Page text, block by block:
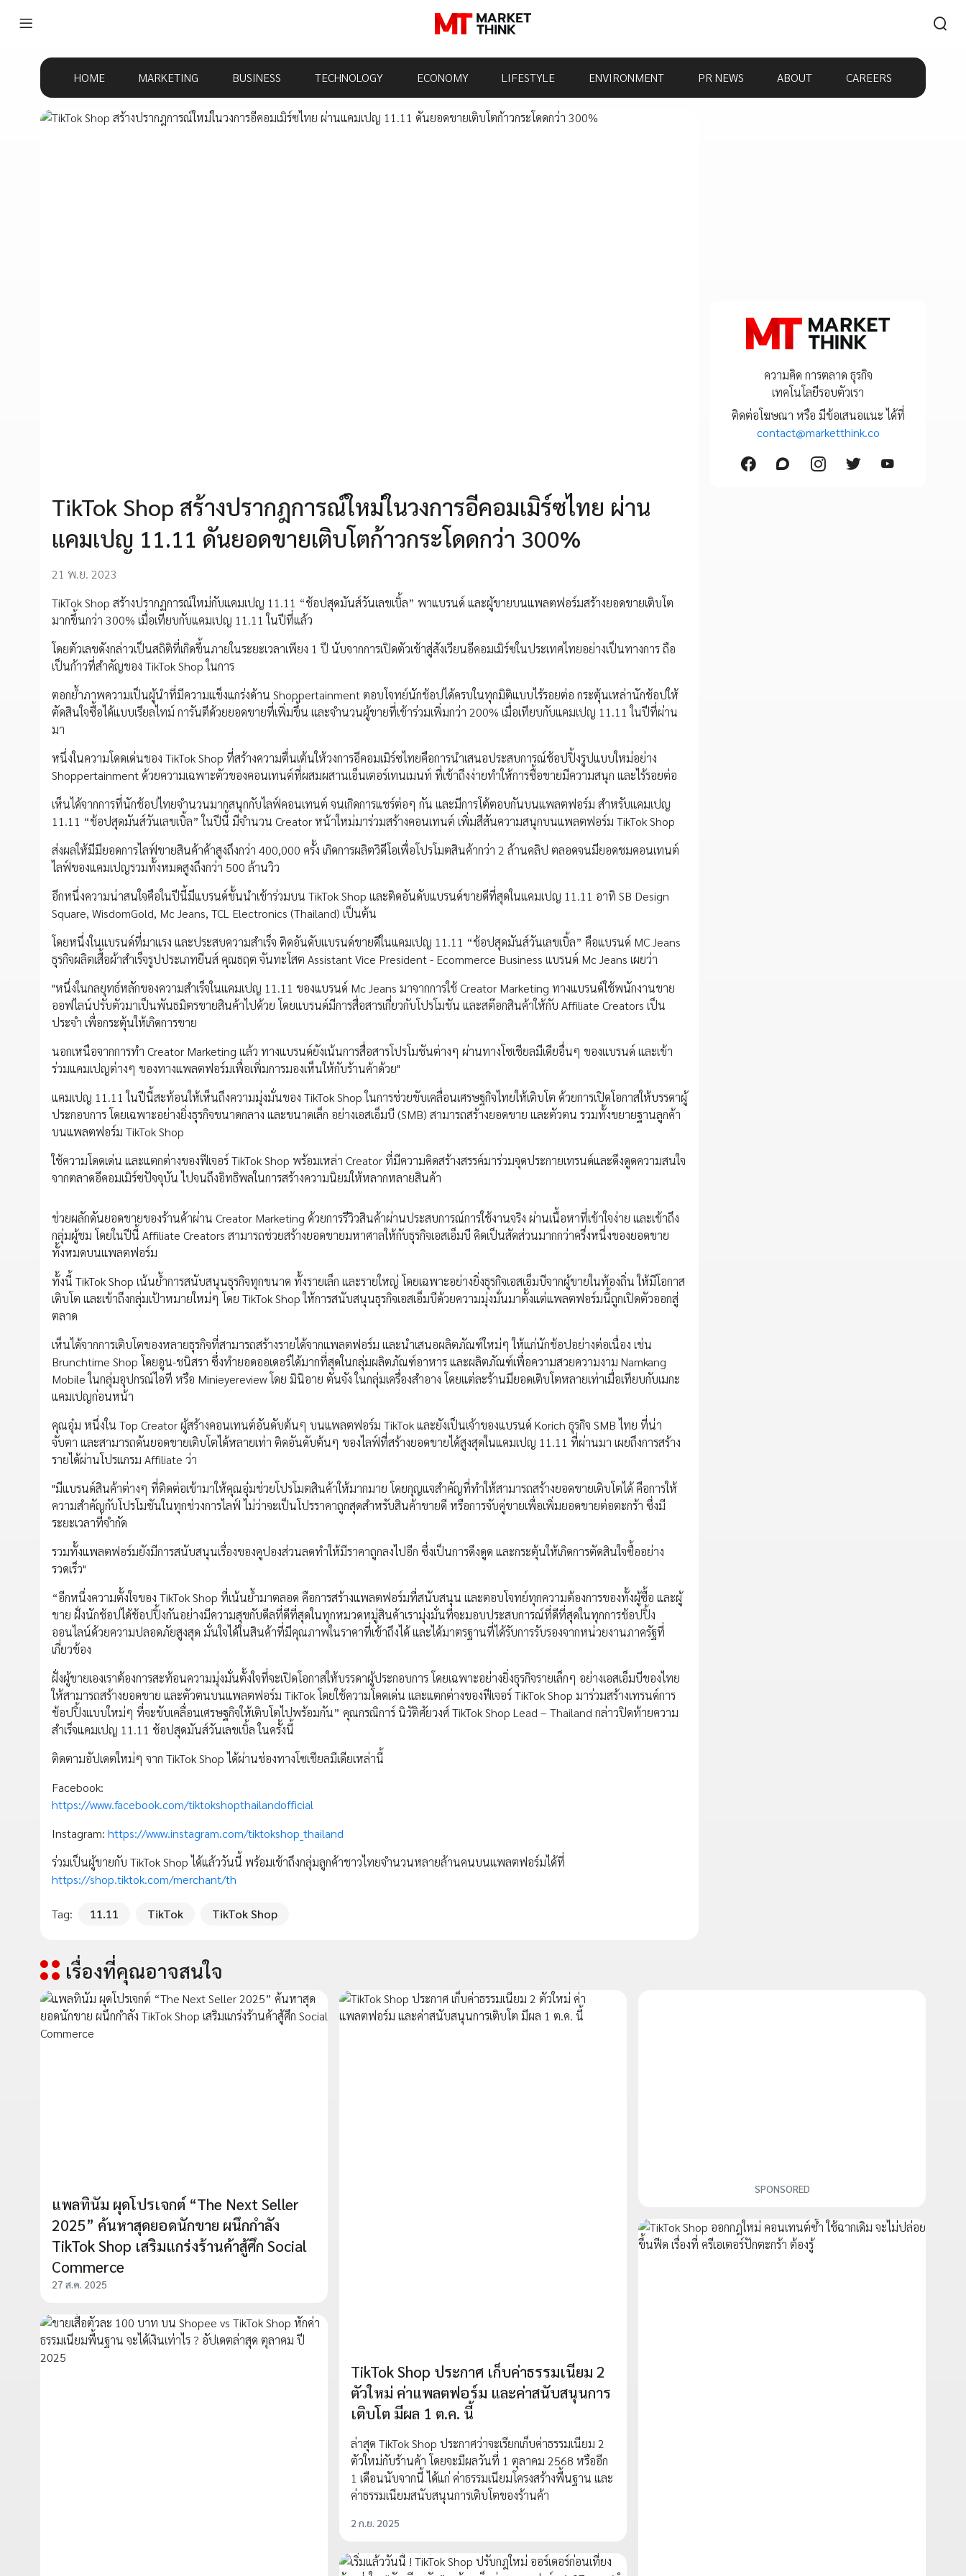
HOME MARKETING BUSINESS TECHNOLOGY ECONOMY LIFESTYLE ENVIRONMENT PR NEWS ABOUT CAREERS
TikTok Shop สร้างปรากฎการณ์ใหม่ในวงการอีคอมเมิร์ซไทย ผ่าน
แคมเปญ 11.11 ดันยอดขายเติบโตก้าวกระโดดกว่า 300%
21 พ.ย. 2023
TikTok Shop สร้างปรากฏการณ์ใหม่กับแคมเปญ 11.11 “ช้อปสุดมันส์วันเลขเบิ้ล” พาแบรนด์ และผู้ขายบนแพลตฟอร์มสร้างยอดขายเติบโต
มากขึ้นกว่า 300% เมื่อเทียบกับแคมเปญ 11.11 ในปีที่แล้ว
โดยตัวเลขดังกล่าวเป็นสถิติที่เกิดขึ้นภายในระยะเวลาเพียง 1 ปี นับจากการเปิดตัวเข้าสู่สังเวียนอีคอมเมิร์ซในประเทศไทยอย่างเป็นทางการ ถือ
เป็นก้าวที่สำคัญของ TikTok Shop ในการ
ตอกย้ำภาพความเป็นผู้นำที่มีความแข็งแกร่งด้าน Shoppertainment ตอบโจทย์นักช้อปได้ครบในทุกมิติแบบไร้รอยต่อ กระตุ้นเหล่านักช้อปให้
ตัดสินใจซื้อได้แบบเรียลไทม์ การันตีด้วยยอดขายที่เพิ่มขึ้น และจำนวนผู้ขายที่เข้าร่วมเพิ่มกว่า 200% เมื่อเทียบกับแคมเปญ 11.11 ในปีที่ผ่าน
มา
หนึ่งในความโดดเด่นของ TikTok Shop ที่สร้างความตื่นเต้นให้วงการอีคอมเมิร์ซไทยคือการนำเสนอประสบการณ์ช้อปปิ้งรูปแบบใหม่อย่าง
Shoppertainment ด้วยความเฉพาะตัวของคอนเทนต์ที่ผสมผสานเอ็นเตอร์เทนเมนท์ ที่เข้าถึงง่ายทำให้การซื้อขายมีความสนุก และไร้รอยต่อ
เห็นได้จากการที่นักช้อปไทยจำนวนมากสนุกกับไลฟ์คอนเทนต์ จนเกิดการแชร์ต่อๆ กัน และมีการโต้ตอบกันบนแพลตฟอร์ม สำหรับแคมเปญ
11.11 “ช้อปสุดมันส์วันเลขเบิ้ล” ในปีนี้ มีจำนวน Creator หน้าใหม่มาร่วมสร้างคอนเทนต์ เพิ่มสีสันความสนุกบนแพลตฟอร์ม TikTok Shop
ส่งผลให้มีมียอดการไลฟ์ขายสินค้าค้าสูงถึงกว่า 400,000 ครั้ง เกิดการผลิตวิดีโอเพื่อโปรโมตสินค้ากว่า 2 ล้านคลิป ตลอดจนมียอดชมคอนเทนต์
ไลฟ์ของแคมเปญรวมทั้งหมดสูงถึงกว่า 500 ล้านวิว
อีกหนึ่งความน่าสนใจคือในปีนี้มีแบรนด์ชั้นนำเข้าร่วมบน TikTok Shop และติดอันดับแบรนด์ขายดีที่สุดในแคมเปญ 11.11 อาทิ SB Design
Square, WisdomGold, Mc Jeans, TCL Electronics (Thailand) เป็นต้น
โดยหนึ่งในแบรนด์ที่มาแรง และประสบความสำเร็จ ติดอันดับแบรนด์ขายดีในแคมเปญ 11.11 “ช้อปสุดมันส์วันเลขเบิ้ล” คือแบรนด์ MC Jeans
ธุรกิจผลิตเสื้อผ้าสำเร็จรูปประเภทยีนส์ คุณธฤต จันทะโสต Assistant Vice President - Ecommerce Business แบรนด์ Mc Jeans เผยว่า
"หนึ่งในกลยุทธ์หลักของความสำเร็จในแคมเปญ 11.11 ของแบรนด์ Mc Jeans มาจากการใช้ Creator Marketing ทางแบรนด์ใช้พนักงานขาย
ออฟไลน์ปรับตัวมาเป็นพันธมิตรขายสินค้าไปด้วย โดยแบรนด์มีการสื่อสารเกี่ยวกับโปรโมชัน และสต๊อกสินค้าให้กับ Affiliate Creators เป็น
ประจำ เพื่อกระตุ้นให้เกิดการขาย
นอกเหนือจากการทำ Creator Marketing แล้ว ทางแบรนด์ยังเน้นการสื่อสารโปรโมชันต่างๆ ผ่านทางโซเชียลมีเดียอื่นๆ ของแบรนด์ และเข้า
ร่วมแคมเปญต่างๆ ของทางแพลตฟอร์มเพื่อเพิ่มการมองเห็นให้กับร้านค้าด้วย"
แคมเปญ 11.11 ในปีนี้สะท้อนให้เห็นถึงความมุ่งมั่นของ TikTok Shop ในการช่วยขับเคลื่อนเศรษฐกิจไทยให้เติบโต ด้วยการเปิดโอกาสให้บรรดาผู้
ประกอบการ โดยเฉพาะอย่างยิ่งธุรกิจขนาดกลาง และขนาดเล็ก อย่างเอสเอ็มบี (SMB) สามารถสร้างยอดขาย และตัวตน รวมทั้งขยายฐานลูกค้า
บนแพลตฟอร์ม TikTok Shop
ใช้ความโดดเด่น และแตกต่างของฟีเจอร์ TikTok Shop พร้อมเหล่า Creator ที่มีความคิดสร้างสรรค์มาร่วมจุดประกายเทรนด์และดึงดูดความสนใจ
จากตลาดอีคอมเมิร์ซปัจจุบัน ไปจนถึงอิทธิพลในการสร้างความนิยมให้หลากหลายสินค้า
ช่วยผลักดันยอดขายของร้านค้าผ่าน Creator Marketing ด้วยการรีวิวสินค้าผ่านประสบการณ์การใช้งานจริง ผ่านเนื้อหาที่เข้าใจง่าย และเข้าถึง
กลุ่มผู้ชม โดยในปีนี้ Affiliate Creators สามารถช่วยสร้างยอดขายมหาศาลให้กับธุรกิจเอสเอ็มบี คิดเป็นสัดส่วนมากกว่าครึ่งหนึ่งของยอดขาย
ทั้งหมดบนแพลตฟอร์ม
ทั้งนี้ TikTok Shop เน้นย้ำการสนับสนุนธุรกิจทุกขนาด ทั้งรายเล็ก และรายใหญ่ โดยเฉพาะอย่างยิ่งธุรกิจเอสเอ็มบีจากผู้ขายในท้องถิ่น ให้มีโอกาส
เติบโต และเข้าถึงกลุ่มเป้าหมายใหม่ๆ โดย TikTok Shop ให้การสนับสนุนธุรกิจเอสเอ็มบีด้วยความมุ่งมั่นมาตั้งแต่แพลตฟอร์มนี้ถูกเปิดตัวออกสู่
ตลาด
เห็นได้จากการเติบโตของหลายธุรกิจที่สามารถสร้างรายได้จากแพลตฟอร์ม และนำเสนอผลิตภัณฑ์ใหม่ๆ ให้แก่นักช้อปอย่างต่อเนื่อง เช่น
Brunchtime Shop โดยอูน-ชนิสรา ซึ่งทำยอดออเดอร์ได้มากที่สุดในกลุ่มผลิตภัณฑ์อาหาร และผลิตภัณฑ์เพื่อความสวยความงาม Namkang
Mobile ในกลุ่มอุปกรณ์ไอที หรือ Minieyereview โดย มินิอาย ตันจัง ในกลุ่มเครื่องสำอาง โดยแต่ละร้านมียอดเติบโตหลายเท่าเมื่อเทียบกับเมกะ
แคมเปญก่อนหน้า
คุณอุ๋ม หนึ่งใน Top Creator ผู้สร้างคอนเทนต์อันดับต้นๆ บนแพลตฟอร์ม TikTok และยังเป็นเจ้าของแบรนด์ Korich ธุรกิจ SMB ไทย ที่น่า
จับตา และสามารถดันยอดขายเติบโตได้หลายเท่า ติดอันดับต้นๆ ของไลฟ์ที่สร้างยอดขายได้สูงสุดในแคมเปญ 11.11 ที่ผ่านมา เผยถึงการสร้าง
รายได้ผ่านโปรแกรม Affiliate ว่า
"มีแบรนด์สินค้าต่างๆ ที่ติดต่อเข้ามาให้คุณอุ๋มช่วยโปรโมตสินค้าให้มากมาย โดยกุญแจสำคัญที่ทำให้สามารถสร้างยอดขายเติบโตได้ คือการให้
ความสำคัญกับโปรโมชันในทุกช่วงการไลฟ์ ไม่ว่าจะเป็นโปรราคาถูกสุดสำหรับสินค้าขายดี หรือการจับคู่ขายเพื่อเพิ่มยอดขายต่อตะกร้า ซึ่งมี
ระยะเวลาที่จำกัด
รวมทั้งแพลตฟอร์มยังมีการสนับสนุนเรื่องของคูปองส่วนลดทำให้มีราคาถูกลงไปอีก ซึ่งเป็นการดึงดูด และกระตุ้นให้เกิดการตัดสินใจซื้ออย่าง
รวดเร็ว"
“อีกหนึ่งความตั้งใจของ TikTok Shop ที่เน้นย้ำมาตลอด คือการสร้างแพลตฟอร์มที่สนับสนุน และตอบโจทย์ทุกความต้องการของทั้งผู้ซื้อ และผู้
ขาย ฝั่งนักช้อปได้ช้อปปิ้งกันอย่างมีความสุขกับดีลที่ดีที่สุดในทุกหมวดหมู่สินค้าเรามุ่งมั่นที่จะมอบประสบการณ์ที่ดีที่สุดในทุกการช้อปปิ้ง
ออนไลน์ด้วยความปลอดภัยสูงสุด มั่นใจได้ในสินค้าที่มีคุณภาพในราคาที่เข้าถึงได้ และได้มาตรฐานที่ได้รับการรับรองจากหน่วยงานภาครัฐที่
เกี่ยวข้อง
ฝั่งผู้ขายเองเราต้องการสะท้อนความมุ่งมั่นตั้งใจที่จะเปิดโอกาสให้บรรดาผู้ประกอบการ โดยเฉพาะอย่างยิ่งธุรกิจรายเล็กๆ อย่างเอสเอ็มบีของไทย
ให้สามารถสร้างยอดขาย และตัวตนบนแพลตฟอร์ม TikTok โดยใช้ความโดดเด่น และแตกต่างของฟีเจอร์ TikTok Shop มาร่วมสร้างเทรนด์การ
ช้อปปิ้งแบบใหม่ๆ ที่จะขับเคลื่อนเศรษฐกิจให้เติบโตไปพร้อมกัน” คุณกรณิการ์ นิวัติศัยวงศ์ TikTok Shop Lead – Thailand กล่าวปิดท้ายความ
สำเร็จแคมเปญ 11.11 ช้อปสุดมันส์วันเลขเบิ้ล ในครั้งนี้
ติดตามอัปเดตใหม่ๆ จาก TikTok Shop ได้ผ่านช่องทางโซเชียลมีเดียเหล่านี้
Facebook:
https://www.facebook.com/tiktokshopthailandofficial
Instagram: https://www.instagram.com/tiktokshop_thailand
ร่วมเป็นผู้ขายกับ TikTok Shop ได้แล้ววันนี้ พร้อมเข้าถึงกลุ่มลูกค้าชาวไทยจำนวนหลายล้านคนบนแพลตฟอร์มได้ที่
https://shop.tiktok.com/merchant/th
Tag: 11.11 TikTok TikTok Shop
ความคิด การตลาด ธุรกิจ
เทคโนโลยีรอบตัวเรา
ติดต่อโฆษณา หรือ มีข้อเสนอแนะ ได้ที่
contact@marketthink.co
เรื่องที่คุณอาจสนใจ
แพลทินัม ผุดโปรเจกต์ “The Next Seller
2025” ค้นหาสุดยอดนักขาย ผนึกกำลัง
TikTok Shop เสริมแกร่งร้านค้าสู้ศึก Social
Commerce
27 ส.ค. 2025
TikTok Shop ประกาศ เก็บค่าธรรมเนียม 2
ตัวใหม่ ค่าแพลตฟอร์ม และค่าสนับสนุนการ
เติบโต มีผล 1 ต.ค. นี้
ล่าสุด TikTok Shop ประกาศว่าจะเรียกเก็บค่าธรรมเนียม 2
ตัวใหม่กับร้านค้า โดยจะมีผลวันที่ 1 ตุลาคม 2568 หรืออีก
1 เดือนนับจากนี้ ได้แก่ ค่าธรรมเนียมโครงสร้างพื้นฐาน และ
ค่าธรรมเนียมสนับสนุนการเติบโตของร้านค้า
2 ก.ย. 2025
SPONSORED